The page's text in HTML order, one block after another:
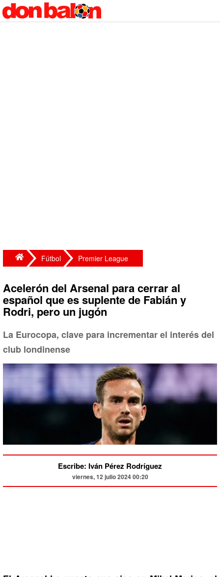
Fútbol Premier League
Acelerón del Arsenal para cerrar al
español que es suplente de Fabián y
Rodri, pero un jugón
La Eurocopa, clave para incrementar el interés del
club londinense
Escribe: Iván Pérez Rodríguez
viernes, 12 julio 2024 00:20